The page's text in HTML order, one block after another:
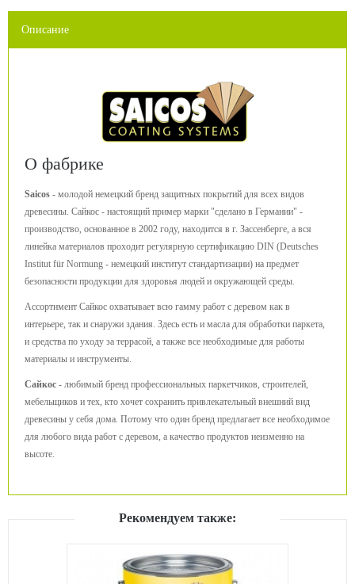
Описание
О фабрике
Saicos - молодой немецкий бренд защитных покрытий для всех видов
древесины. Сайкос - настоящий пример марки "сделано в Германии" -
производство, основанное в 2002 году, находится в г. Зассенберге, а вся
линейка материалов проходит регулярную сертификацию DIN (Deutsches
Institut für Normung - немецкий институт стандартизации) на предмет
безопасности продукции для здоровья людей и окружающей среды.
Ассортимент Сайкос охватывает всю гамму работ с деревом как в
интерьере, так и снаружи здания. Здесь есть и масла для обработки паркета,
и средства по уходу за террасой, а также все необходимые для работы
материалы и инструменты.
Сайкос - любимый бренд профессиональных паркетчиков, строителей,
мебельщиков и тех, кто хочет сохранить привлекательный внешний вид
древесины у себя дома. Потому что один бренд предлагает все необходимое
для любого вида работ с деревом, а качество продуктов неизменно на
высоте.
Рекомендуем также: